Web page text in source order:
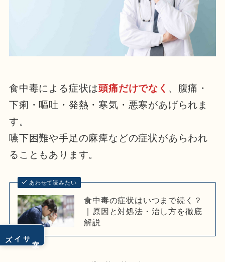
サイズ
食中毒による症状は頭痛だけでなく 、腹痛・
下痢・嘔吐・発熱・寒気・悪寒があげられま
す。
嚥下困難や手足の麻痺などの症状があらわれ
ることもあります。
あわせて読みたい
食中毒の症状はいつまで続く？
｜原因と対処法・治し方を徹底
解説